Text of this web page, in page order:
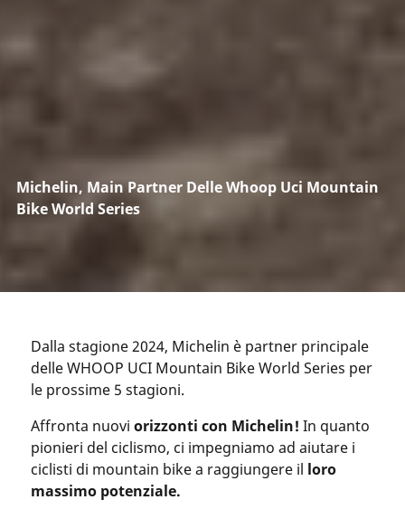
Michelin, Main Partner Delle Whoop Uci Mountain
Bike World Series
Dalla stagione 2024, Michelin è partner principale
delle WHOOP UCI Mountain Bike World Series per
le prossime 5 stagioni.
Affronta nuovi orizzonti con Michelin! In quanto
pionieri del ciclismo, ci impegniamo ad aiutare i
ciclisti di mountain bike a raggiungere il loro
massimo potenziale.